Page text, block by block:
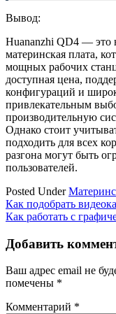
Вывод:
Huananzhi QD4 — это
материнская плата,
мощных рабочих
доступная цена,
конфигураций и
привлекательным
производительную
Однако стоит
подходить для всех
разгона могут быть
пользователей.
Posted Under
Навигация
по
записям
Как подобрать
Как работать с
Добавить
Ваш адрес email не
помечены *
Комментарий *